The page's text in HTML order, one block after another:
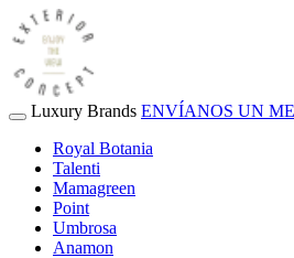
Luxury Brands ENVÍANOS UN
Royal Botania
Talenti
Mamagreen
Point
Umbrosa
Anamon